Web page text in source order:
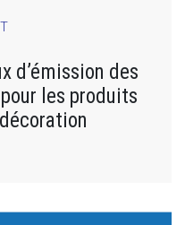
d’émission des
les produits